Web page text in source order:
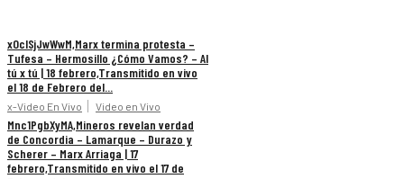
xOclSjJwWwM,Marx termina protesta –
Tufesa – Hermosillo ¿Cómo Vamos? – Al
tú x tú | 18 febrero,Transmitido en vivo
el 18 de Febrero del...
x-Video En Vivo Video en Vivo
Mnc1PgbXyMA,Mineros revelan verdad
de Concordia – Lamarque – Durazo y
Scherer – Marx Arriaga | 17
febrero,Transmitido en vivo el 17 de